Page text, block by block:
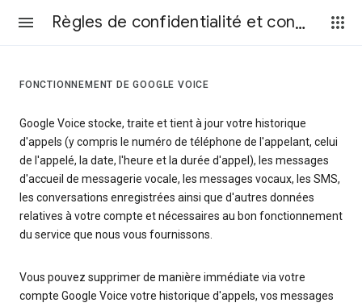
Règles de confidentialité et conditions d’utilisation
FONCTIONNEMENT DE GOOGLE VOICE
Google Voice stocke, traite et tient à jour votre historique
d'appels (y compris le numéro de téléphone de l'appelant, celui
de l'appelé, la date, l'heure et la durée d'appel), les messages
d'accueil de messagerie vocale, les messages vocaux, les SMS,
les conversations enregistrées ainsi que d'autres données
relatives à votre compte et nécessaires au bon fonctionnement
du service que nous vous fournissons.
Vous pouvez supprimer de manière immédiate via votre
compte Google Voice votre historique d'appels, vos messages